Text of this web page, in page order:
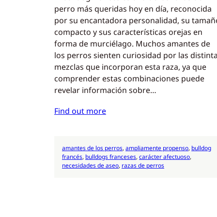
perro más queridas hoy en día, reconocida
por su encantadora personalidad, su
compacto y sus características orejas en
forma de murciélago. Muchos amantes de
los perros sienten curiosidad por las
mezclas que incorporan esta raza, ya que
comprender estas combinaciones puede
revelar información sobre…
Find out more
amantes de los perros, ampliamente propenso, bulldog
francés, bulldogs franceses, carácter afectuoso
necesidades de aseo, razas de perros